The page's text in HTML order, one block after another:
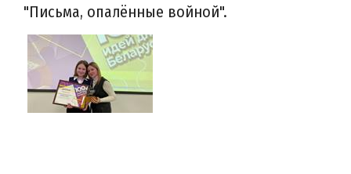
"Письма, опалённые войной".